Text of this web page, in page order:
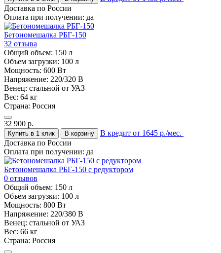
Доставка по России
Оплата при получении: да
Бетономешалка РБГ-150
32 отзыва
Общий объем: 150 л
Объем загрузки: 100 л
Мощность: 600 Вт
Напряжение: 220/320 В
Венец: стальной от УАЗ
Вес: 64 кг
Страна: Россия
32 900 р.
Купить в 1 клик В корзину
В кредит от 1645 р./мес.
Доставка по России
Оплата при получении: да
Бетономешалка РБГ-150 с редуктором
0 отзывов
Общий объем: 150 л
Объем загрузки: 100 л
Мощность: 800 Вт
Напряжение: 220/380 В
Венец: стальной от УАЗ
Вес: 66 кг
Страна: Россия